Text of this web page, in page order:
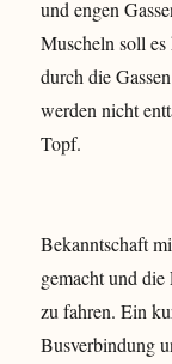
und engen
Muscheln soll
durch die
werden nicht
Topf.
Bekanntschaft
gemacht und
zu fahren. Ein
Busverbindung